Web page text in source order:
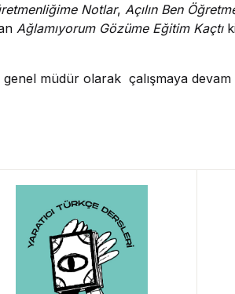
Notlar, Açılın Ben
Ağlamıyorum Gözüme Eğitim Kaçtı
müdür olarak çalışmaya devam